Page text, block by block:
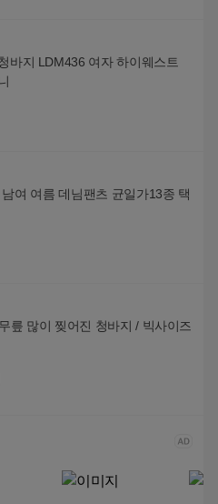
바지 LDM436 여자 하이웨스트
여 여름 데님팬츠 균일가13종 택